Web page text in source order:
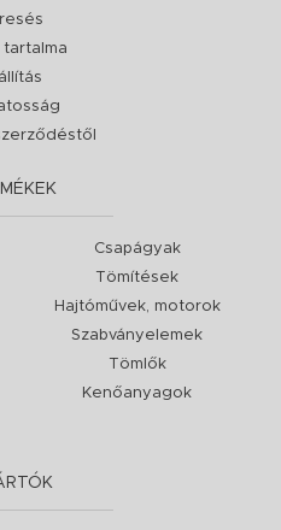
tartalma
Csapágyak
Tömítések
Hajtóművek, motorok
Szabványelemek
Tömlők
Kenőanyagok